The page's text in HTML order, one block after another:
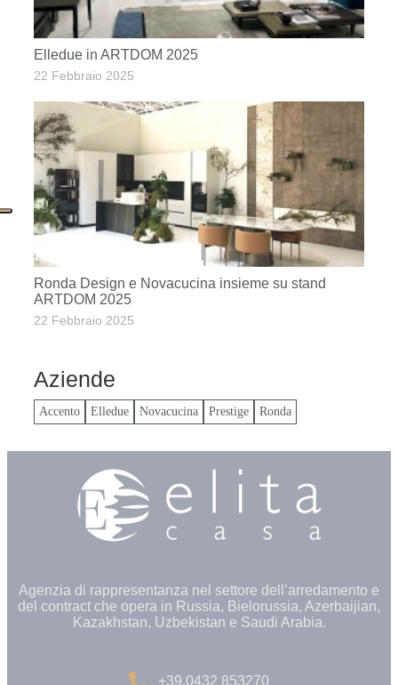
Elledue in ARTDOM 2025
22 Febbraio 2025
Ronda Design e Novacucina insieme su stand
ARTDOM 2025
22 Febbraio 2025
Aziende
Accento Elledue Novacucina Prestige Ronda
Agenzia di rappresentanza nel settore dell’arredamento e
del contract che opera in Russia, Bielorussia, Azerbaijian,
Kazakhstan, Uzbekistan e Saudi Arabia.
+39.0432 853270